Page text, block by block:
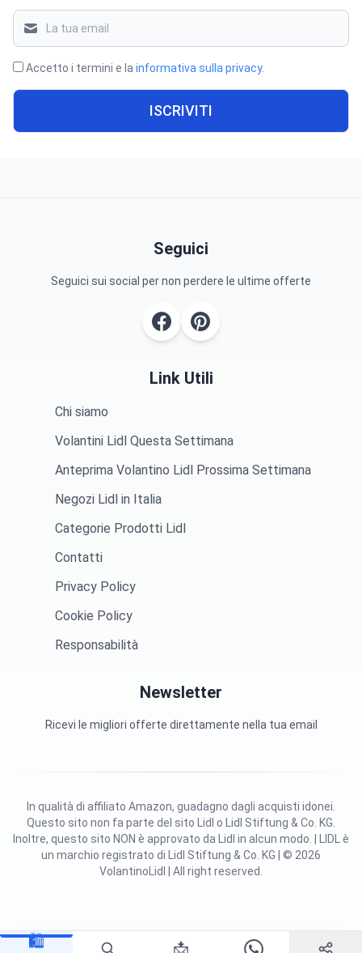
🛍️ 📩
Accetto i termini e la informativa sulla privacy.
ISCRIVITI
Seguici
Seguici sui social per non perdere le ultime offerte
Link Utili
Chi siamo
Volantini Lidl Questa Settimana
Anteprima Volantino Lidl Prossima Settimana
Negozi Lidl in Italia
Categorie Prodotti Lidl
Contatti
Privacy Policy
Cookie Policy
Responsabilità
Newsletter
Ricevi le migliori offerte direttamente nella tua email
Questo sito non fa parte del sito Lidl o Lidl Stiftung & Co. KG.
Inoltre, questo sito NON è approvato da Lidl in alcun modo. | LIDL è
un marchio registrato di Lidl Stiftung & Co. KG | © 2026
VolantinoLidl | All right reserved.
In qualità di affiliato Amazon, guadagno dagli acquisti idonei.